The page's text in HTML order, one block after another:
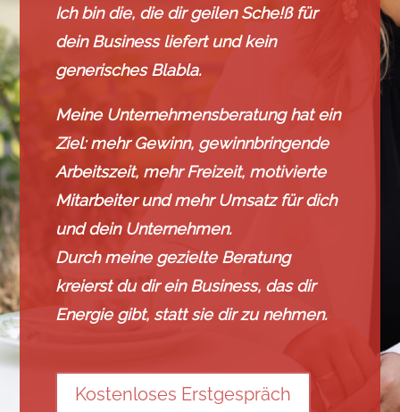
Ich bin die, die dir geilen Sche!ß für
dein Business liefert und kein
generisches Blabla.
Meine Unternehmensberatung hat ein
Ziel: mehr Gewinn, gewinnbringende
Arbeitszeit, mehr Freizeit, motivierte
Mitarbeiter und mehr Umsatz für dich
und dein Unternehmen.
Durch meine gezielte Beratung
kreierst du dir ein Business, das dir
Energie gibt, statt sie dir zu nehmen.
Kostenloses Erstgespräch